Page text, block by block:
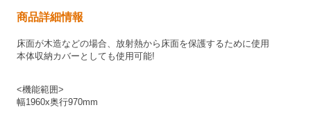
商品詳細情報
床面が木造などの場合、放射熱から床面を保護するために使用
本体収納カバーとしても使用可能!
<機能範囲>
幅1960x奥行970mm